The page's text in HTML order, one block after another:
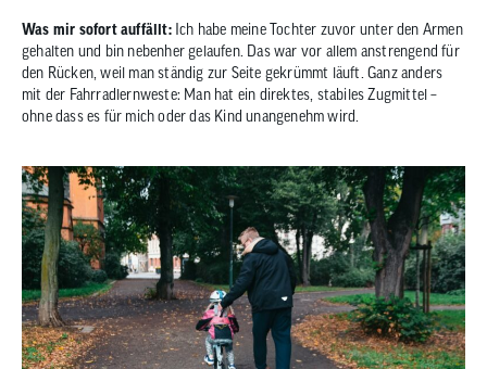
Was mir sofort auffällt:Ich habe meine Tochter zuvor unter den Armen
gehalten und bin nebenher gelaufen. Das war vor allem anstrengend für
den Rücken, weil man ständig zur Seite gekrümmt läuft. Ganz anders
mit der Fahrradlernweste: Man hat ein direktes, stabiles Zugmittel –
ohne dass es für mich oder das Kind unangenehm wird.